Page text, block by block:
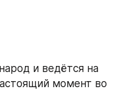
и ведётся на
момент во